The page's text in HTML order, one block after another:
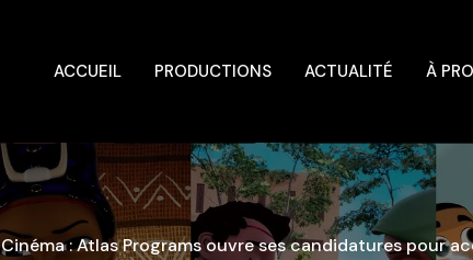
ACCUEIL PRODUCTIONS ACTUALITÉ À
Cinéma : Atlas Programs ouvre ses candidatures pour